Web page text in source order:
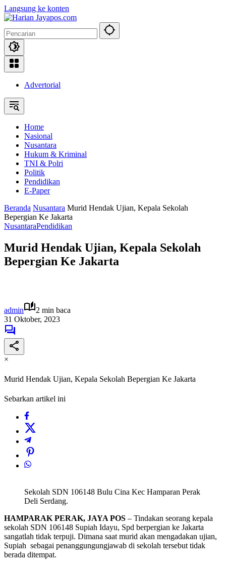
Langsung ke konten
Advertorial
Home
Nasional
Nusantara
Hukum & Kriminal
TNI & Polri
Politik
Pendidikan
E-Paper
Beranda Nusantara Murid Hendak Ujian, Kepala Sekolah
Bepergian Ke Jakarta
NusantaraPendidikan
Murid Hendak Ujian, Kepala Sekolah
Bepergian Ke Jakarta
admin
2 min baca
31 Oktober, 2023
×
Murid Hendak Ujian, Kepala Sekolah Bepergian Ke Jakarta
Sebarkan artikel ini
Sekolah SDN 106148 Bulu Cina Kec Hamparan Perak
Deli Serdang.
HAMPARAK PERAK, JAYA POS – Tindakan seorang kepala
sekolah SDN 106148 Supiah Idayu, Spd berpergian ke Jakarta
sangatlah tidak terpuji. Dimana saat murid akan mengadakan ujian,
Supiah sebagai penanggungungjawab di sekolah tersebut tidak
berada ditempat.